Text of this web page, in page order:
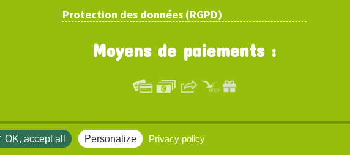
Protection des données (RGPD)
Moyens de paiements :
OK, accept all Personalize Privacy policy